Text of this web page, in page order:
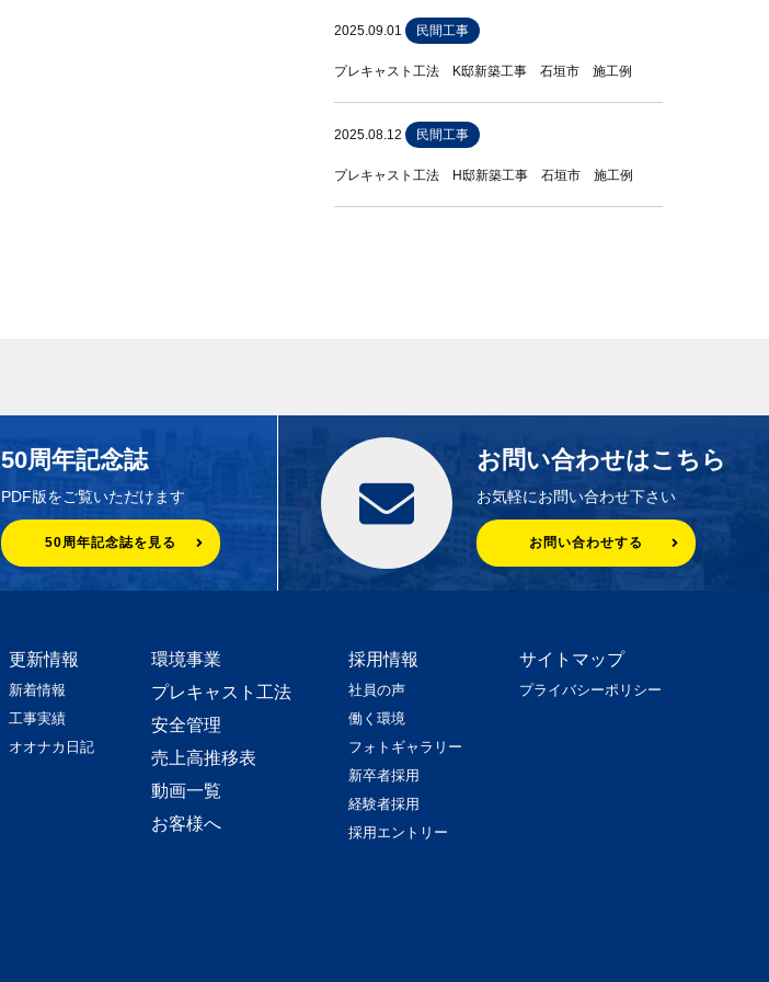
2025.09.01 民間工事
プレキャスト工法 K邸新築工事 石垣市 施工例
2025.08.12 民間工事
プレキャスト工法 H邸新築工事 石垣市 施工例
50周年記念誌
PDF版をご覧いただけます
50周年記念誌を見る
お問い合わせはこちら
お気軽にお問い合わせ下さい
お問い合わせする
更新情報
新着情報
工事実績
オオナカ日記
環境事業
プレキャスト工法
安全管理
売上高推移表
動画一覧
お客様へ
採用情報
社員の声
働く環境
フォトギャラリー
新卒者採用
経験者採用
採用エントリー
サイトマップ
プライバシーポリシー